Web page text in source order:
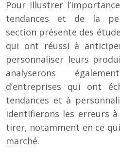
Pour illustrer
tendances et de la
section présente des
qui ont réussi à
personnaliser leurs
analyserons
d’entreprises qui ont
tendances et à
identifierons les erreurs
tirer, notamment en ce qui
marché.